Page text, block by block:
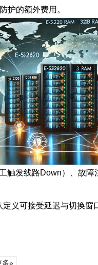
护的额外费用。
发线路Down）、故
义可接受延迟与切换
多»